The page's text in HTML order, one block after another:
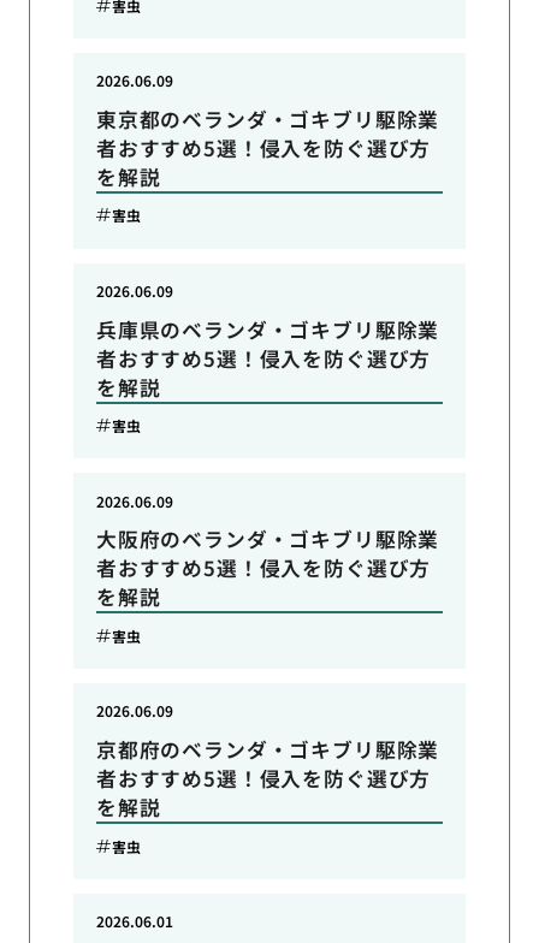
害虫
東京都のベランダ・ゴキブリ駆除業
者おすすめ5選！侵入を防ぐ選び方
を解説
2026.06.09
害虫
兵庫県のベランダ・ゴキブリ駆除業
者おすすめ5選！侵入を防ぐ選び方
を解説
2026.06.09
害虫
大阪府のベランダ・ゴキブリ駆除業
者おすすめ5選！侵入を防ぐ選び方
を解説
2026.06.09
害虫
京都府のベランダ・ゴキブリ駆除業
者おすすめ5選！侵入を防ぐ選び方
を解説
2026.06.09
害虫
2026.06.01